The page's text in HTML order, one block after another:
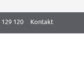
120 Kontakt